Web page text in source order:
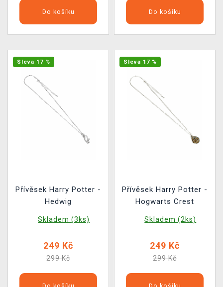
Do košíku Do košíku
Sleva 17 %
Přívěsek Harry Potter -
Hedwig
Skladem (3ks)
249 Kč
299 Kč
Sleva 17 %
Přívěsek Harry Potter -
Hogwarts Crest
Skladem (2ks)
249 Kč
299 Kč